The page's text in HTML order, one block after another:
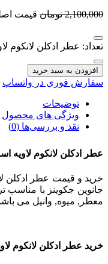
2,100,000 تومان قیمت اصلی 2,100,000
تعداد: عطر ادکلن لانکوم
افزودن به سبد خرید
سفارش فوری در واتساپ
توضیحات
ویژگی های محصول
نقد و بررسی‌ها (0)
عطر ادکلن لانکوم لاویه
خرید و قیمت عطر ادکلن
جانوین جکوینز با
معطر, میوه, وانیل می
خرید عطر ادکلن لانکوم